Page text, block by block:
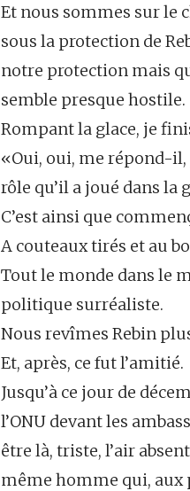
Et nous sommes sur le
sous la protection de
notre protection mais
semble presque hostile.
Rompant la glace, je
«Oui, oui, me répond-il,
rôle qu’il a joué dans
C’est ainsi que
A couteaux tirés et au
Tout le monde dans le
politique surréaliste.
Nous revîmes Rebin
Et, après, ce fut l’amitié.
Jusqu’à ce jour de
l’ONU devant les
être là, triste, l’air
même homme qui, aux